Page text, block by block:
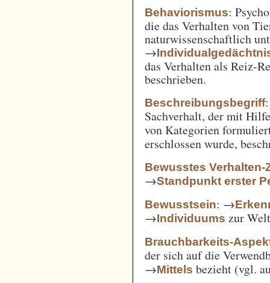
Behaviorismus:
die das Verhalten von
naturwissenschaftlich
→
das Verhalten als Reiz-
beschrieben.
Beschreibungsbegriff
Sachverhalt, der mit
von Kategorien
erschlossen wurde,
Bewusstes Verhalten-
→Standpunkt erster
Bewusstsein: →
→Individuums zur
Brauchbarkeits-
der sich auf die
→Mittels bezieht (vgl.